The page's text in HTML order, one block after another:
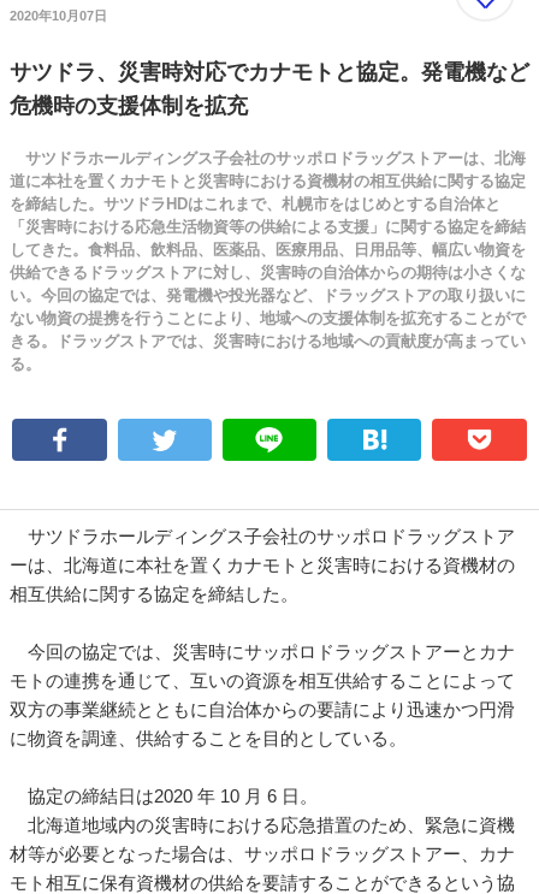
2020年10月07日
サツドラ、災害時対応でカナモトと協定。発電機など
危機時の支援体制を拡充
サツドラホールディングス子会社のサッポロドラッグストアーは、北海
道に本社を置くカナモトと災害時における資機材の相互供給に関する協定
を締結した。サツドラHDはこれまで、札幌市をはじめとする自治体と
「災害時における応急生活物資等の供給による支援」に関する協定を締結
してきた。食料品、飲料品、医薬品、医療用品、日用品等、幅広い物資を
供給できるドラッグストアに対し、災害時の自治体からの期待は小さくな
い。今回の協定では、発電機や投光器など、ドラッグストアの取り扱いに
ない物資の提携を行うことにより、地域への支援体制を拡充することがで
きる。ドラッグストアでは、災害時における地域への貢献度が高まってい
る。
サツドラホールディングス子会社のサッポロドラッグストア
ーは、北海道に本社を置くカナモトと災害時における資機材の
相互供給に関する協定を締結した。
今回の協定では、災害時にサッポロドラッグストアーとカナ
モトの連携を通じて、互いの資源を相互供給することによって
双方の事業継続とともに自治体からの要請により迅速かつ円滑
に物資を調達、供給することを目的としている。
協定の締結日は2020 年 10 月 6 日。
北海道地域内の災害時における応急措置のため、緊急に資機
材等が必要となった場合は、サッポロドラッグストアー、カナ
モト相互に保有資機材の供給を要請することができるという協